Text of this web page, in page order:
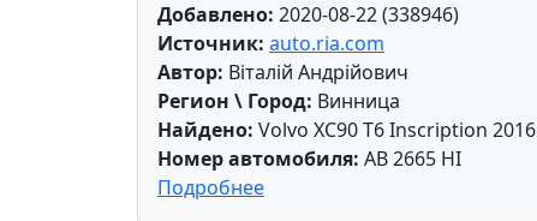
Добавлено: 2020-08-22 (338946)
Источник: auto.ria.com
Автор: Віталій Андрійович
Регион \ Город: Винница
Найдено: Volvo XC90 T6 Inscription 2016
Номер автомобиля: AB 2665 HI
Подробнее